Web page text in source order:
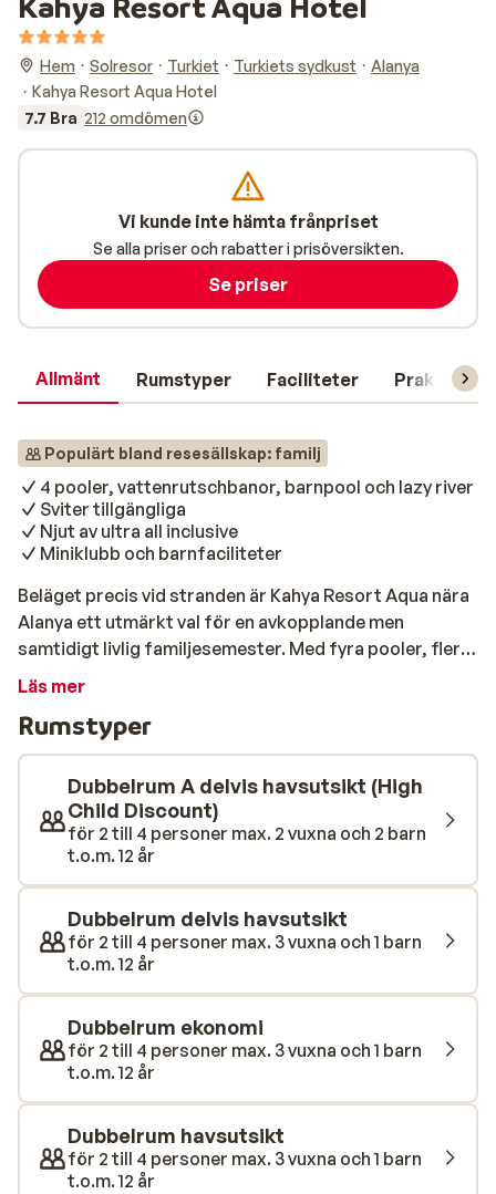
Hem Solresor Turkiet Turkiets sydkust
Alanya
Kahya Resort Aqua Hotel
7.7 Bra 212 omdömen
Allmänt Rumstyper Faciliteter Praktisk
Populärt bland resesällskap: familj
4 pooler, vattenrutschbanor, barnpool och lazy river
Sviter tillgängliga
Njut av ultra all inclusive
Miniklubb och barnfaciliteter
Beläget precis vid stranden är Kahya Resort Aqua nära
Alanya ett utmärkt val för en avkopplande men
samtidigt livlig familjesemester. Med fyra pooler, flera
vattenrutschbanor, en lazy river och en härlig barnpool
omfattande ultra all inclusive-konceptet kan du njuta
av läckra bufféer, snacks och drycker när som helst på
dygnet. Rummen är bekvämt möblerade och har
antingen balkong eller terrass. Du kan välja mellan
standardrum och rymliga sviter – perfekt om du
behöver lite extra utrymme. Stilen är praktisk och
inriktad på familjer som söker komfort och
bekvämlighet. Förutom vattenlek finns det även gott
om underhållning. Barn i åldrarna 4 till 12 år kan ha
jättekul i barnklubben, medan du kopplar av i
wellnesscentret eller njuter av en drink i baren. På hela
resorten finns olika mat- och dryckesställen som ingår
i ultra all inclusive-konceptet. Sugen på en dagsutflykt?
Alanyas livliga centrum och lokala marknader ligger
bara en kort bit bort. Efter en rolig och aktiv dag kan
du ta ett uppfriskande dopp i havet och varva ner på
hotellets privata strand. Med en solstol och en drink i
handen är det bara att luta dig tillbaka och koppla av.
Läs mer
Rumstyper
Dubbelrum A delvis havsutsikt (High
Child Discount)
för 2 till 4 personer max. 2 vuxna och 2 barn
t.o.m. 12 år
Dubbelrum delvis havsutsikt
för 2 till 4 personer max. 3 vuxna och 1 barn
t.o.m. 12 år
Dubbelrum ekonomi
för 2 till 4 personer max. 3 vuxna och 1 barn
t.o.m. 12 år
Dubbelrum havsutsikt
för 2 till 4 personer max. 3 vuxna och 1 barn
t.o.m. 12 år
Vi kunde inte hämta frånpriset
Se alla priser och rabatter i prisöversikten.
Se priser